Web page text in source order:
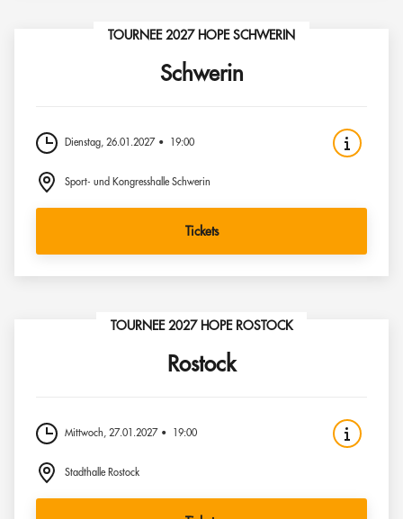
TOURNEE 2027 HOPE SCHWERIN
Schwerin
Dienstag, 26.01.2027 19:00
Sport- und Kongresshalle Schwerin
Tickets
TOURNEE 2027 HOPE ROSTOCK
Rostock
Mittwoch, 27.01.2027 19:00
Stadthalle Rostock